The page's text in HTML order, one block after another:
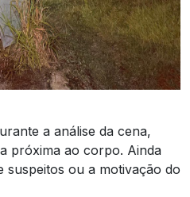
a análise da cena,
próxima ao corpo. Ainda
ou a motivação do